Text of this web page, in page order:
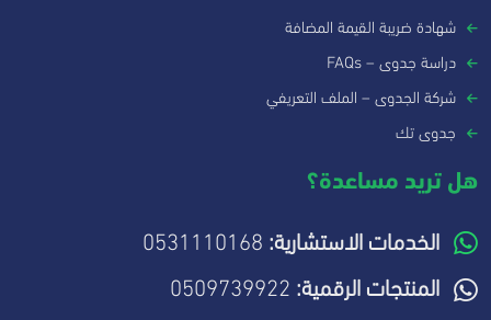
شهادة ضريبة القيمة المضافة
دراسة جدوى – FAQs
شركة الجدوى – الملف التعريفي
جدوى تك
هل تريد مساعدة؟
الخدمات الاستشارية:
المنتجات الرقمية: